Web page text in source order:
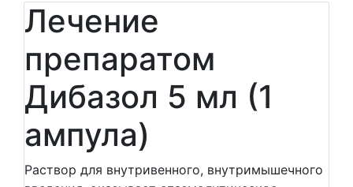
Лечение
препаратом
Дибазол 5 мл (1
ампула)
Раствор для внутривенного, внутримышечного